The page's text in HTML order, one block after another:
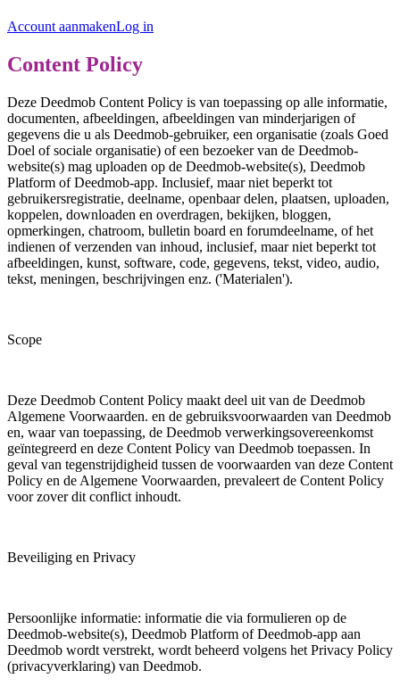
Account aanmakenLog in
Content Policy
Deze Deedmob Content Policy is van toepassing op alle informatie,
documenten, afbeeldingen, afbeeldingen van minderjarigen of
gegevens die u als Deedmob-gebruiker, een organisatie (zoals Goed
Doel of sociale organisatie) of een bezoeker van de Deedmob-
website(s) mag uploaden op de Deedmob-website(s), Deedmob
Platform of Deedmob-app. Inclusief, maar niet beperkt tot
gebruikersregistratie, deelname, openbaar delen, plaatsen, uploaden,
koppelen, downloaden en overdragen, bekijken, bloggen,
opmerkingen, chatroom, bulletin board en forumdeelname, of het
indienen of verzenden van inhoud, inclusief, maar niet beperkt tot
afbeeldingen, kunst, software, code, gegevens, tekst, video, audio,
tekst, meningen, beschrijvingen enz. ('Materialen').
Scope
Deze Deedmob Content Policy maakt deel uit van de Deedmob
Algemene Voorwaarden. en de gebruiksvoorwaarden van Deedmob
en, waar van toepassing, de Deedmob verwerkingsovereenkomst
geïntegreerd en deze Content Policy van Deedmob toepassen. In
geval van tegenstrijdigheid tussen de voorwaarden van deze Content
Policy en de Algemene Voorwaarden, prevaleert de Content Policy
voor zover dit conflict inhoudt.
Beveiliging en Privacy
Persoonlijke informatie: informatie die via formulieren op de
Deedmob-website(s), Deedmob Platform of Deedmob-app aan
Deedmob wordt verstrekt, wordt beheerd volgens het Privacy Policy
(privacyverklaring) van Deedmob.